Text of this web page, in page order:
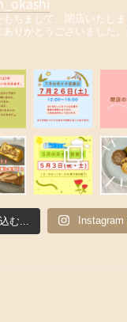
もちまして、閉店いたしま
りがとうございました。
む... Instagram